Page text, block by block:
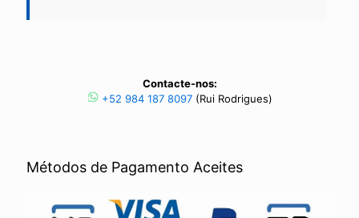
Contacte-nos:
+52 984 187 8097(Rui Rodrigues)
Métodos de Pagamento Aceites